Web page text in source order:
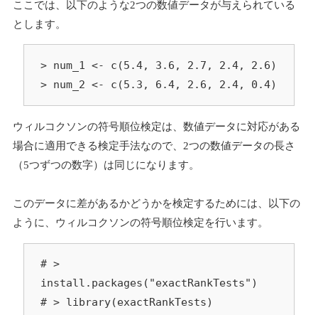
ここでは、以下のような2つの数値データが与えられている
とします。
> num_1 <- c(5.4, 3.6, 2.7, 2.4, 2.6)
> num_2 <- c(5.3, 6.4, 2.6, 2.4, 0.4)
ウィルコクソンの符号順位検定は、数値データに対応がある
場合に適用できる検定手法なので、2つの数値データの長さ
（5つずつの数字）は同じになります。
このデータに差があるかどうかを検定するためには、以下の
ように、ウィルコクソンの符号順位検定を行います。
# >
install.packages("exactRankTests")
# > library(exactRankTests)